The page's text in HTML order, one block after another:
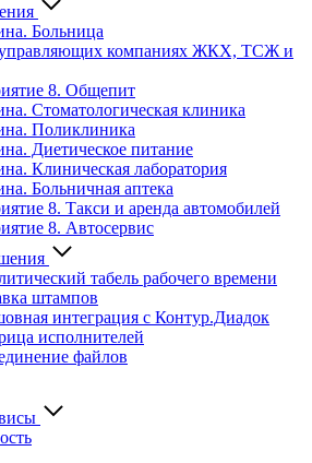
Больница
управляющих компаниях ЖКХ, ТСЖ и
8. Общепит
Стоматологическая клиника
Поликлиника
Диетическое питание
Клиническая лаборатория
Больничная аптека
8. Такси и аренда автомобилей
8. Автосервис
табель рабочего времени
штампов
интеграция с Контур.Диадок
исполнителей
файлов